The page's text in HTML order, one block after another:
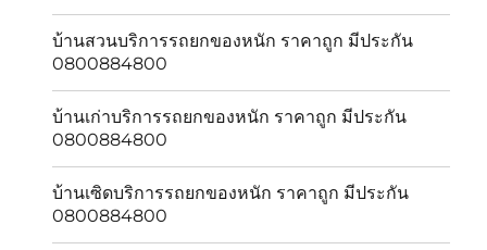
บ้านสวนบริการรถยกของหนัก ราคาถูก มีประกัน
0800884800
บ้านเก่าบริการรถยกของหนัก ราคาถูก มีประกัน
0800884800
บ้านเซิดบริการรถยกของหนัก ราคาถูก มีประกัน
0800884800